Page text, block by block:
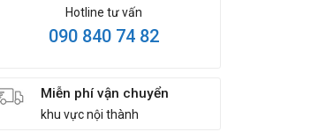
Hotline tư vấn
090 840 74 82
Miễn phí vận chuyển
khu vực nội thành